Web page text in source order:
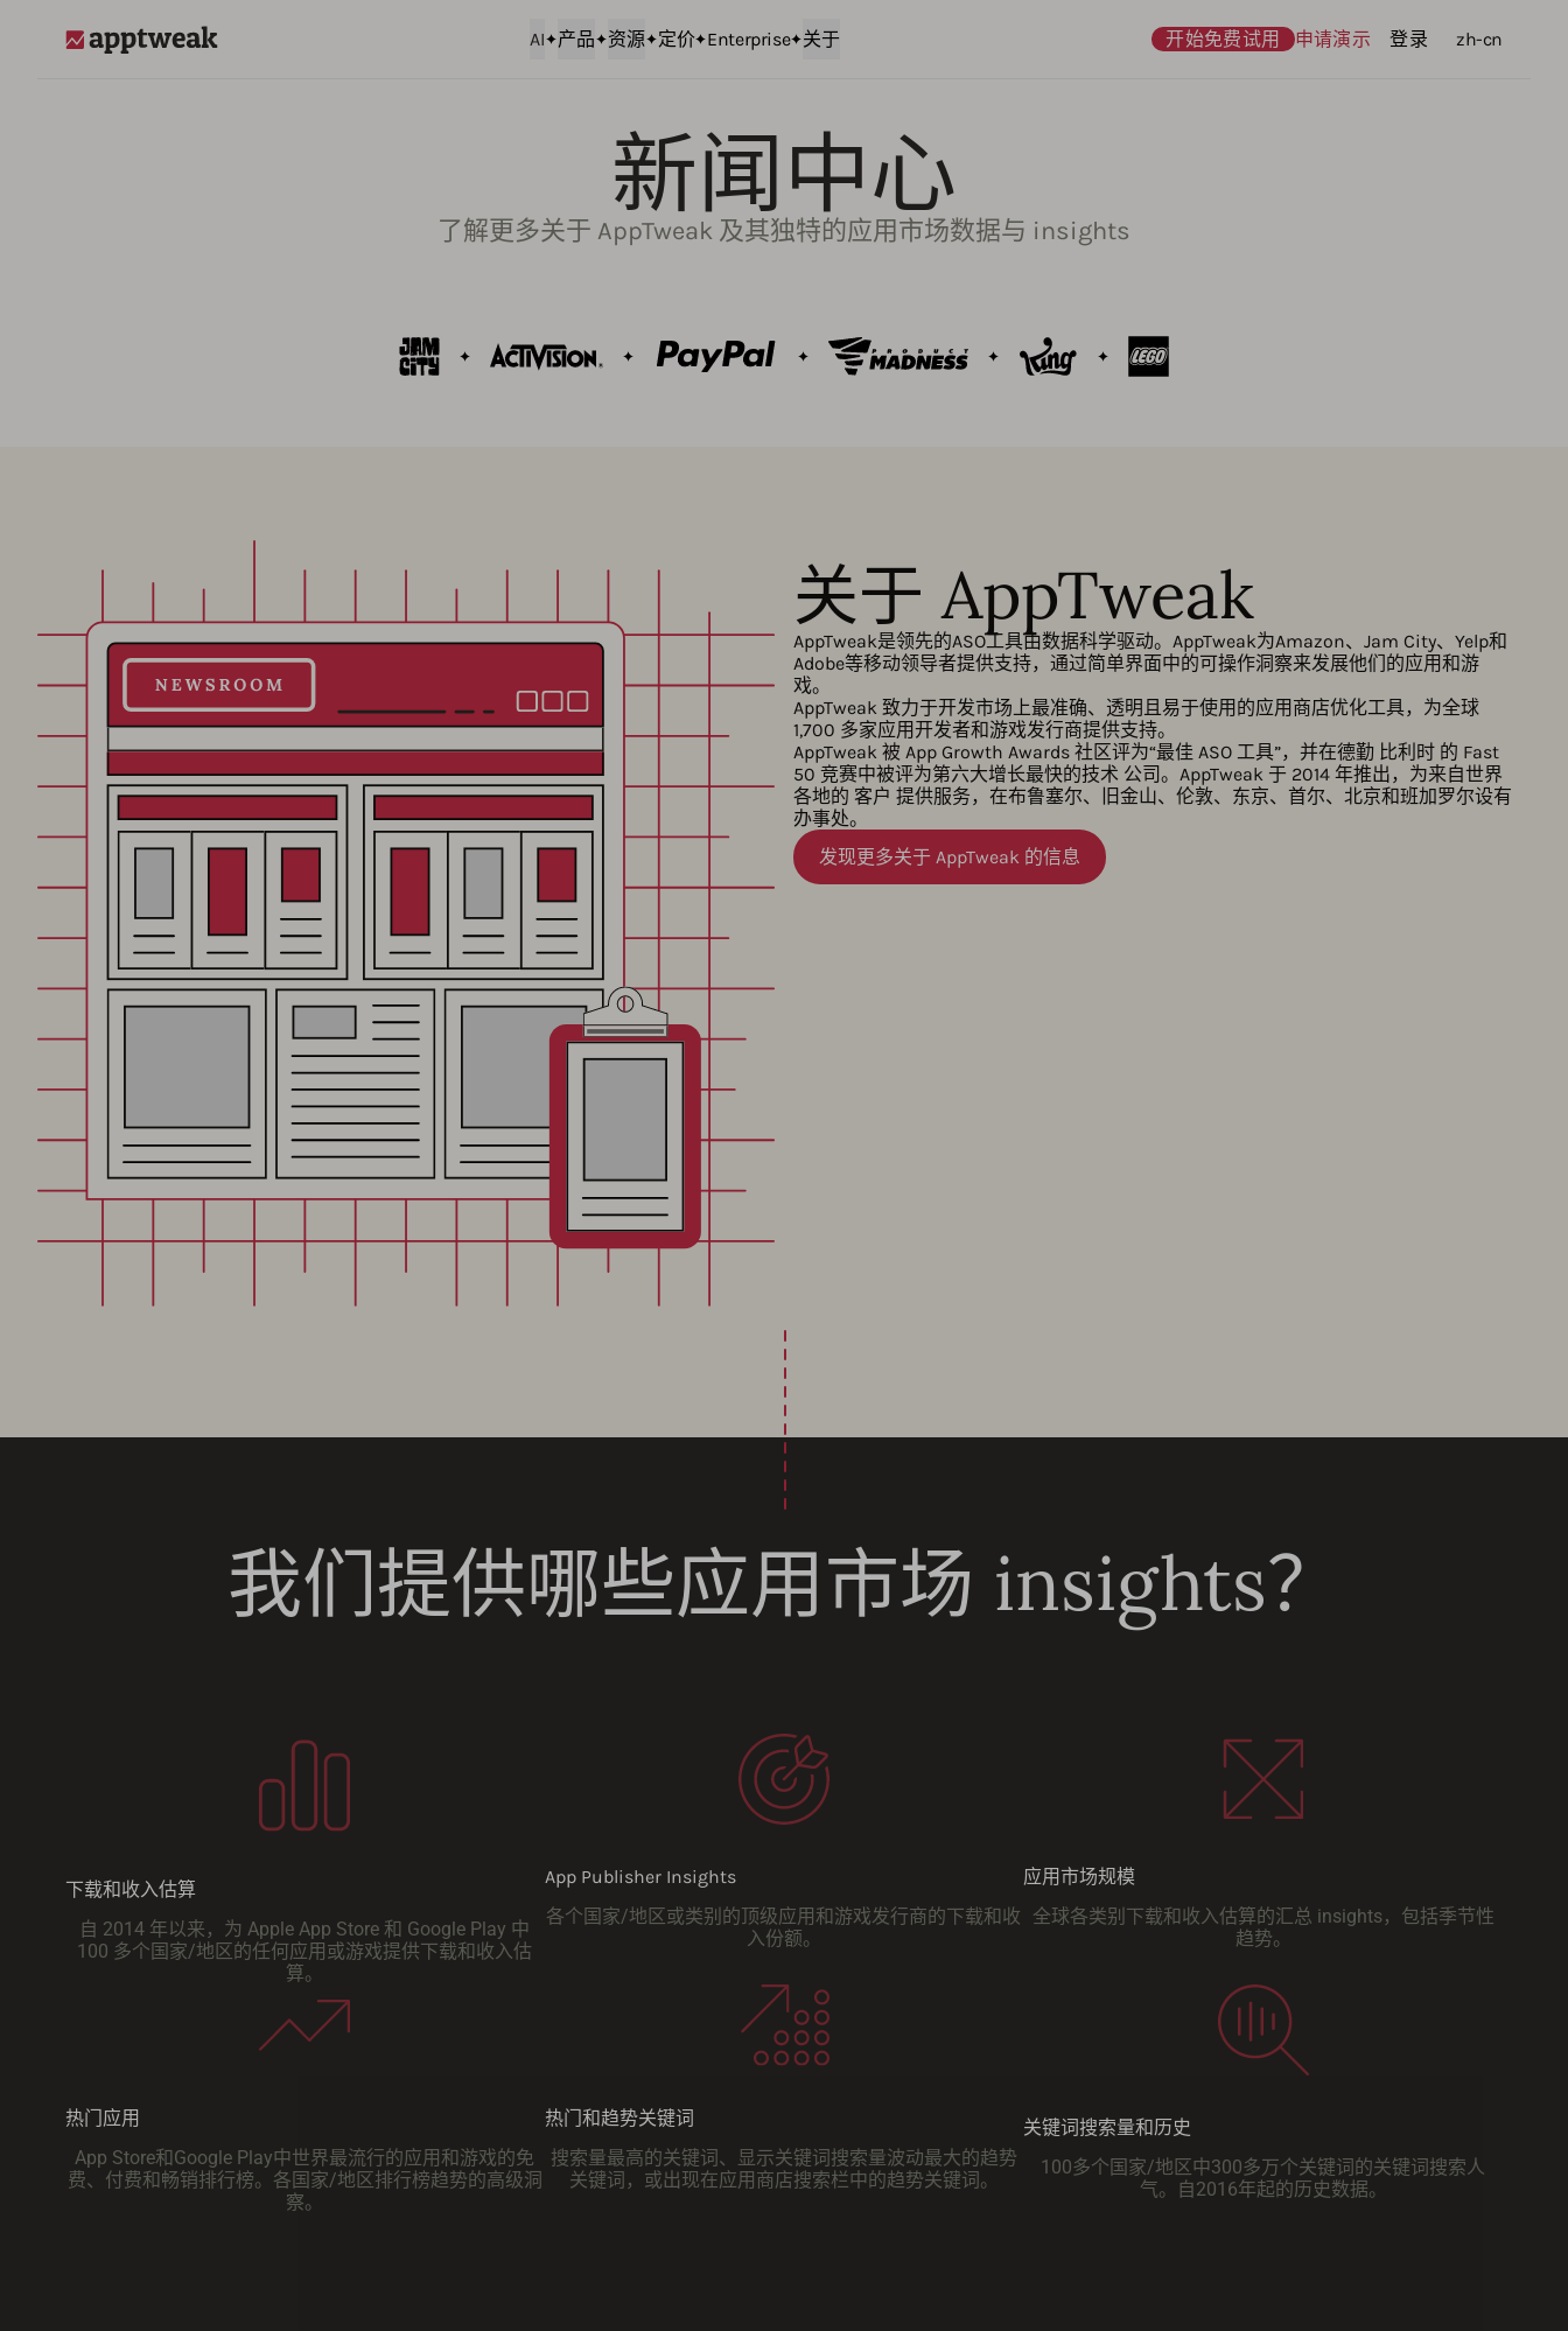
AI 产品 资源 定价 Enterprise 关于 开始免费试用 申请演示 登录 语言
zh-cn
新闻中心
了解更多关于 AppTweak 及其独特的应用市场数据与 insights
关于 AppTweak
AppTweak是领先的ASO工具由数据科学驱动。AppTweak为Amazon、Jam City、Yelp和
Adobe等移动领导者提供支持，通过简单界面中的可操作洞察来发展他们的应用和游
戏。
AppTweak 致力于开发市场上最准确、透明且易于使用的应用商店优化工具，为全球
1,700 多家应用开发者和游戏发行商提供支持。
AppTweak 被 App Growth Awards 社区评为“最佳 ASO 工具”，并在德勤 比利时 的 Fast
50 竞赛中被评为第六大增长最快的技术 公司。AppTweak 于 2014 年推出，为来自世界
各地的 客户 提供服务，在布鲁塞尔、旧金山、伦敦、东京、首尔、北京和班加罗尔设有
办事处。
发现更多关于 AppTweak 的信息
我们提供哪些应用市场 insights？
下载和收入估算
自 2014 年以来，为 Apple App Store 和 Google Play 中
100 多个国家/地区的任何应用或游戏提供下载和收入估
算。
App Publisher Insights
各个国家/地区或类别的顶级应用和游戏发行商的下载和收
入份额。
应用市场规模
全球各类别下载和收入估算的汇总 insights，包括季节性
趋势。
热门应用
App Store和Google Play中世界最流行的应用和游戏的免
费、付费和畅销排行榜。各国家/地区排行榜趋势的高级洞
察。
热门和趋势关键词
搜索量最高的关键词、显示关键词搜索量波动最大的趋势
关键词，或出现在应用商店搜索栏中的趋势关键词。
关键词搜索量和历史
100多个国家/地区中300多万个关键词的关键词搜索人
气。自2016年起的历史数据。